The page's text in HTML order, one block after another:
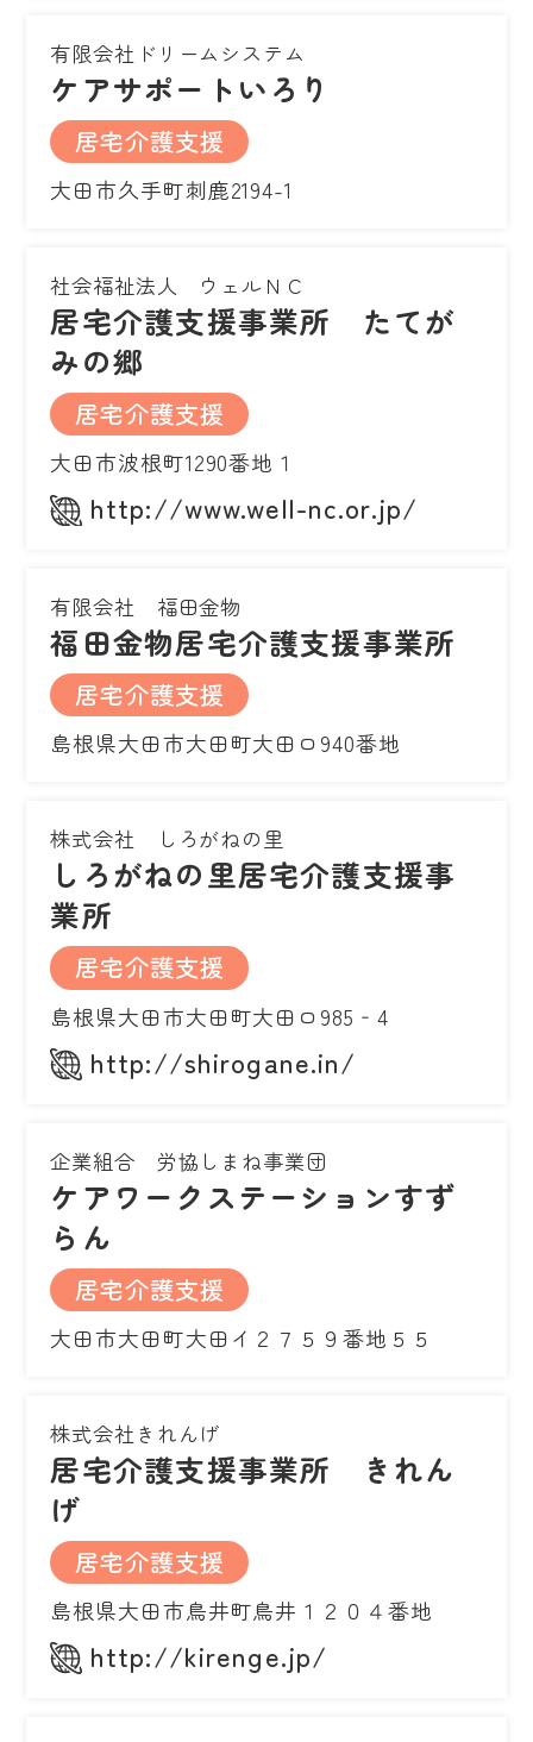
有限会社ドリームシステム
ケアサポートいろり
居宅介護支援
大田市久手町刺鹿2194-1
社会福祉法人 ウェルＮＣ
居宅介護支援事業所 たてが
みの郷
居宅介護支援
大田市波根町1290番地１
http://www.well-nc.or.jp/
有限会社 福田金物
福田金物居宅介護支援事業所
居宅介護支援
島根県大田市大田町大田ロ940番地
株式会社 しろがねの里
しろがねの里居宅介護支援事
業所
居宅介護支援
島根県大田市大田町大田ロ985‐4
http://shirogane.in/
企業組合 労協しまね事業団
ケアワークステーションすず
らん
居宅介護支援
大田市大田町大田イ２７５９番地５５
株式会社きれんげ
居宅介護支援事業所 きれん
げ
居宅介護支援
島根県大田市鳥井町鳥井１２０４番地
http://kirenge.jp/